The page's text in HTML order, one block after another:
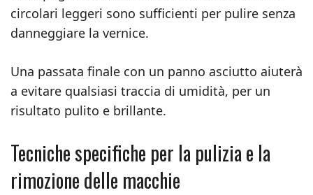
circolari leggeri sono sufficienti per pulire senza
danneggiare la vernice.
Una passata finale con un panno asciutto aiuterà
a evitare qualsiasi traccia di umidità, per un
risultato pulito e brillante.
Tecniche specifiche per la pulizia e la
rimozione delle macchie